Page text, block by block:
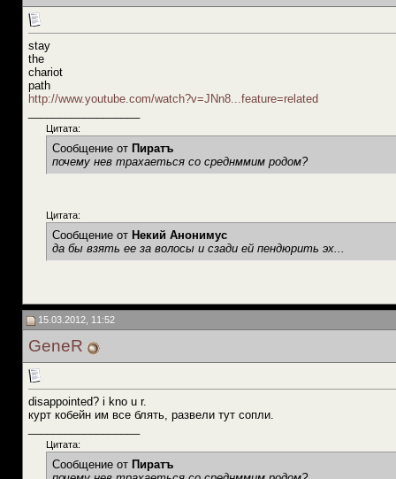
stay
the
chariot
path
http://www.youtube.com/watch?v=JNn8...feature=related
Цитата:
Сообщение от Пиратъ
почему нев трахаеться со среднммим родом?
Цитата:
Сообщение от Некий Анонимус
да бы взять ее за волосы и сзади ей пендюрить эх...
15.03.2012, 11:52
GeneR
disappointed? i kno u r.
курт кобейн им все блять, развели тут сопли.
Цитата:
Сообщение от Пиратъ